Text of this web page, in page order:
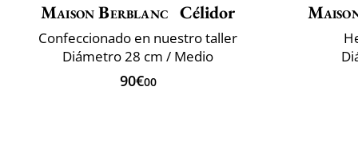
Maison Berblanc Célidor
Confeccionado en nuestro taller
Diámetro 28 cm / Medio
90€00